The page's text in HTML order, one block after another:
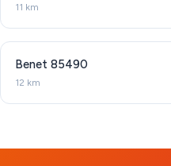
11 km
Benet 85490
12 km